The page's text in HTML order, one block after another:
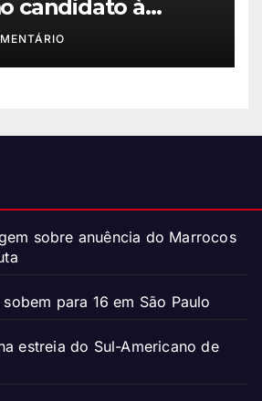
candidato à
sobre anuência do Marrocos
para 16 em São Paulo
estreia do Sul-Americano de